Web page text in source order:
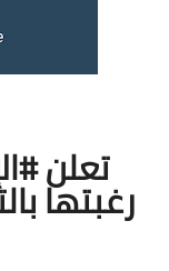
تعلن
رغبتها